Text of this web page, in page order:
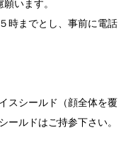
います。
時までとし、事前に電話
スシールド（顔全体を覆
ールドはご持参下さい。